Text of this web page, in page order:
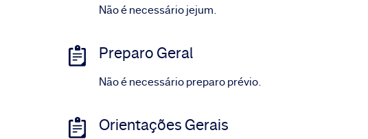
Não é necessário jejum.
Preparo Geral
Não é necessário preparo prévio.
Orientações Gerais